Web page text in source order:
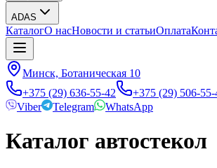
ADAS
КаталогО насНовости и статьиОплата
Минск, Ботаническая 10
+375 (29) 636-55-42
+375 (29) 506-55-
Viber
Telegram WhatsApp
Каталог автостекол